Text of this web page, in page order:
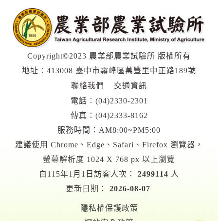
Copyright©2023 農業部農業試驗所 版權所有
地址︰413008 臺中市霧峰區萬豐里中正路189號
聯絡我們
交通資訊
電話︰ (04)2330-2301
傳真：(04)2333-8162
服務時間：AM8:00~PM5:00
建議使用 Chrome、Edge、Safari、Firefox 瀏覽器，
螢幕解析度 1024 X 768 px 以上瀏覽
自115年1月1日訪客人次：
2499114 人
更新日期：
2026-08-07
隱私權保護政策